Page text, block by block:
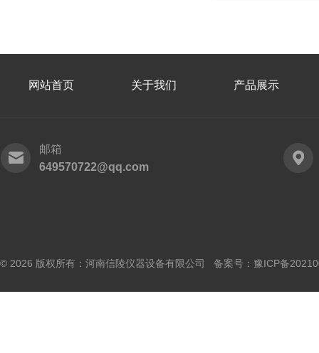
网站首页 关于我们 产品展示
邮箱
649570722@qq.com
© 2026 版权所有：河南信陵仪器设备有限公司 备案号： 豫ICP备